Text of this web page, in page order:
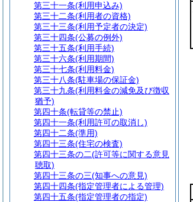
第三十一条(利用申込み)
第三十二条(利用者の資格)
第三十三条(利用予定者の決定)
第三十四条(公募の例外)
第三十五条(利用手続)
第三十六条(利用期間)
第三十七条(利用料金)
第三十八条(駐車場の保証金)
第三十九条(利用料金の減免及び徴収
猶予)
第四十条(転貸等の禁止)
第四十一条(利用許可の取消し)
第四十二条(準用)
第四十三条(住宅の検査)
第四十三条の二(許可等に関する意見
聴取)
第四十三条の三(知事への意見)
第四十四条(指定管理者による管理)
第四十五条(指定管理者の指定)